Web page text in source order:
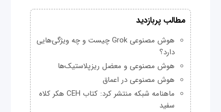
مطالب پربازدید
هوش مصنوعی Grok چیست و چه ویژگی‌هایی
دارد؟
هوش مصنوعی و معضل ریزپلاستیک‌ها
هوش مصنوعی در اعماق
ماهنامه شبکه منتشر کرد: کتاب CEH هکر کلاه
سفید